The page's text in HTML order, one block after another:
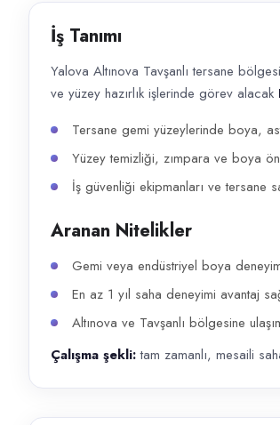
Başvuru kanalları
WhatsApp, Telefon
İlan açıklaması
Yalova Altınova Tavşanlı tersane bölgesinde
İş Tanımı
Yalova Altınova Tavşanlı tersane
ve yüzey hazırlık işlerinde görev alacak
Tersane gemi yüzeylerinde boya,
Yüzey temizliği, zımpara ve boya
İş güvenliği ekipmanları ve tersane
Aranan Nitelikler
Gemi veya endüstriyel boya
En az 1 yıl saha deneyimi avantaj
Altınova ve Tavşanlı bölgesine
Çalışma şekli:tam zamanlı, mesaili